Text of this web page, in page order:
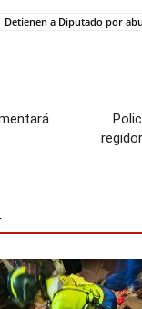
Detienen a Diputado por